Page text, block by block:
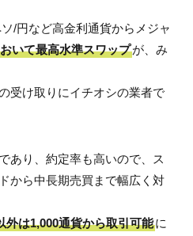
/円など高金利通貨からメジャ
いて最高水準スワップが、み
受け取りにイチオシの業者で
あり、約定率も高いので、ス
から中長期売買まで幅広く対
は1,000通貨から取引可能に